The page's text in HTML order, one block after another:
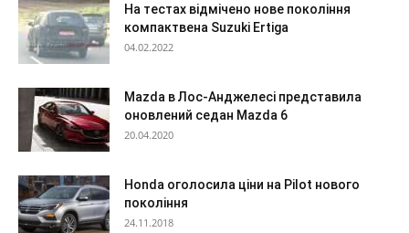
На тестах відмічено нове покоління
компактвена Suzuki Ertiga
04.02.2022
Mazda в Лос-Анджелесі представила
оновлений седан Mazda 6
20.04.2020
Honda оголосила ціни на Pilot нового
покоління
24.11.2018